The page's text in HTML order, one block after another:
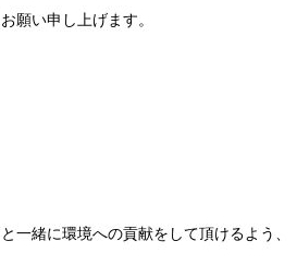
願い申し上げます。
一緒に環境への貢献をして頂けるよう